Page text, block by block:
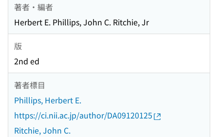
著者・編者
Herbert E. Phillips, John C. Ritchie, Jr
版
2nd ed
著者標目
Phillips, Herbert E.
https://ci.nii.ac.jp/author/DA09120125
Ritchie, John C.